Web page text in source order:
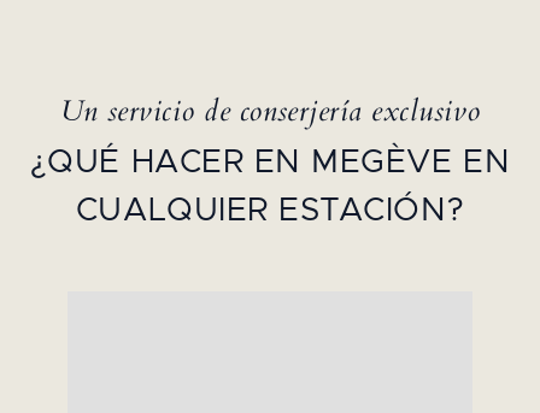
Un servicio de conserjería exclusivo
¿QUÉ HACER EN MEGÈVE EN
CUALQUIER ESTACIÓN?